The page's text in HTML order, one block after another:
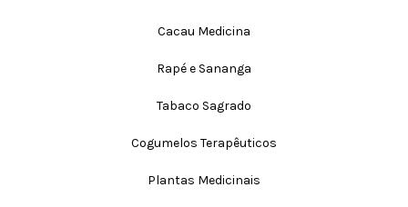
Cacau Medicina
Rapé e Sananga
Tabaco Sagrado
Cogumelos Terapêuticos
Plantas Medicinais